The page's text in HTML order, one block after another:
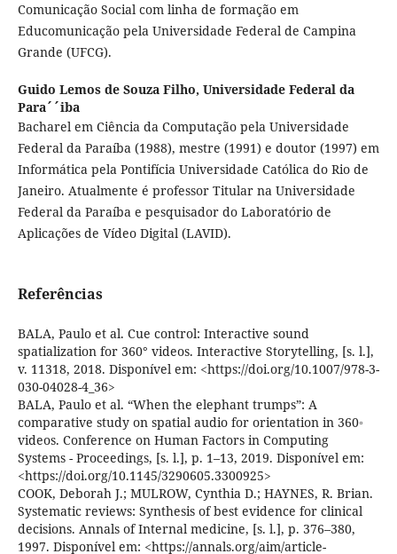
Comunicação Social com linha de formação em
Educomunicação pela Universidade Federal de Campina
Grande (UFCG).
Guido Lemos de Souza Filho, Universidade Federal da
Para´´iba
Bacharel em Ciência da Computação pela Universidade
Federal da Paraíba (1988), mestre (1991) e doutor (1997) em
Informática pela Pontifícia Universidade Católica do Rio de
Janeiro. Atualmente é professor Titular na Universidade
Federal da Paraíba e pesquisador do Laboratório de
Aplicações de Vídeo Digital (LAVID).
Referências
BALA, Paulo et al. Cue control: Interactive sound
spatialization for 360° videos. Interactive Storytelling, [s. l.],
v. 11318, 2018. Disponível em: <https://doi.org/10.1007/978-3-
030-04028-4_36>
BALA, Paulo et al. “When the elephant trumps”: A
comparative study on spatial audio for orientation in 360◦
videos. Conference on Human Factors in Computing
Systems - Proceedings, [s. l.], p. 1–13, 2019. Disponível em:
<https://doi.org/10.1145/3290605.3300925>
COOK, Deborah J.; MULROW, Cynthia D.; HAYNES, R. Brian.
Systematic reviews: Synthesis of best evidence for clinical
decisions. Annals of Internal medicine, [s. l.], p. 376–380,
1997. Disponível em: <https://annals.org/aim/article-